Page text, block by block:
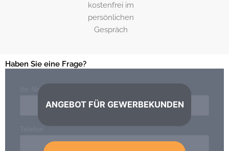
kostenfrei im
persönlichen
Gespräch
Haben Sie eine Frage?
ANGEBOT FÜR GEWERBEKUNDEN
Ihr Name*